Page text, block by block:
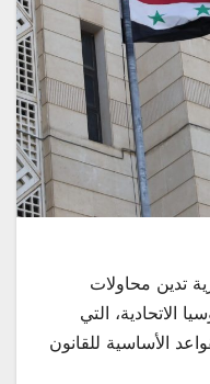
تدين محاولات
الاتحادية، التي
الأساسية للقانون